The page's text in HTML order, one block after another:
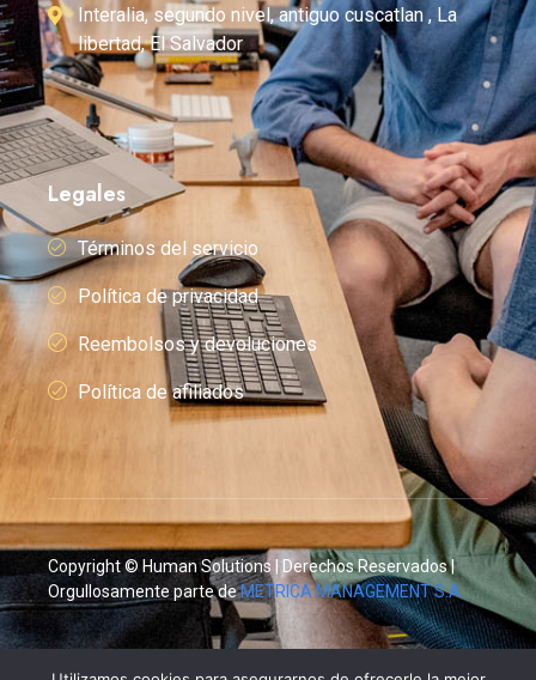
Interalia, segundo nivel, antiguo cuscatlan , La
libertad, El Salvador
Legales
Términos del servicio
Política de privacidad
Reembolsos y devoluciones
Política de afiliados
Copyright © Human Solutions | Derechos Reservados |
Orgullosamente parte deMETRICA MANAGEMENT S.A.